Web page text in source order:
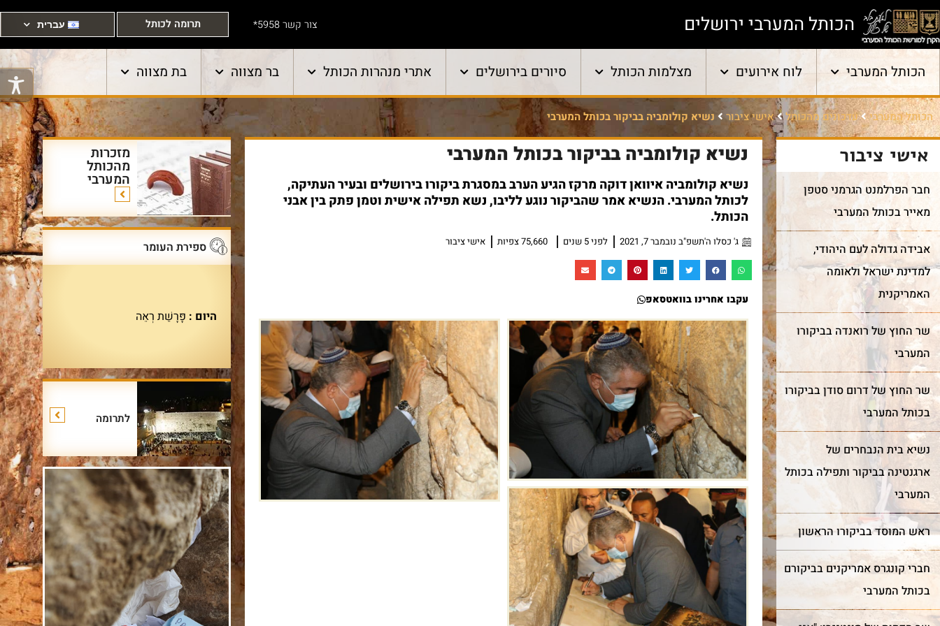
הכותל המערבי ירושלים צור קשר 5958* תרומה לכותל עברית
הכותל המערבי לוח אירועים מצלמות הכותל סיורים בירושלים אתרי מנהרות הכותל בר מצווה בת מצווה
הכותל המערבי עדכונים מהכותל אישי ציבור נשיא קולומביה בביקור בכותל המערבי
אישי ציבור
חבר הפרלמנט הגרמני סטפן
מאייר בכותל המערבי
אבידה גדולה לעם היהודי,
למדינת ישראל ולאומה
האמריקנית
שר החוץ של רואנדה בביקורו
המערבי
שר החוץ של דרום סודן בביקורו
בכותל המערבי
נשיא בית הנבחרים של
ארגנטינה בביקור ותפילה בכותל
המערבי
ראש המוסד בביקורו הראשון
חברי קונגרס אמריקנים בביקורם
בכותל המערבי
נשיא קולומביה בביקור בכותל המערבי
נשיא קולומביה איוואן דוקה מרקז הגיע הערב במסגרת ביקורו בירושלים ובעיר העתיקה,
לכותל המערבי. הנשיא אמר שהביקור נוגע לליבו, נשא תפילה אישית וטמן פתק בין אבני
הכותל.
ג' כסלו ה'תשפ"ב נובמבר 7, 2021 לפני 5 שנים 75,660 צפיות אישי ציבור
עקבו אחרינו בוואטסאפ
מזכרות
מהכותל
המערבי
ספירת העומר
היום : פָּרָשַׁת רְאֵה
לתרומה